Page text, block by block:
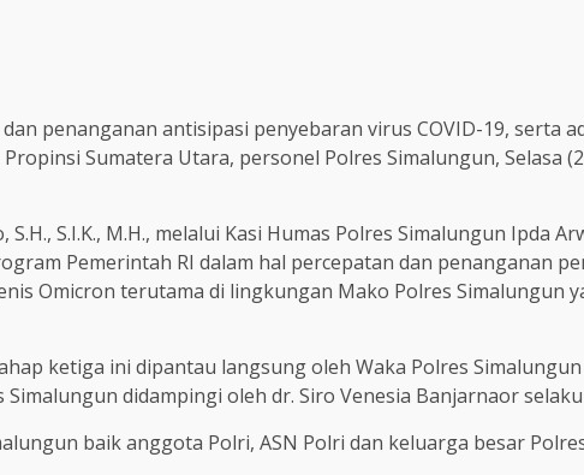
penanganan antisipasi penyebaran virus COVID-19, serta
Sumatera Utara, personel Polres Simalungun, Selasa
S.I.K., M.H., melalui Kasi Humas Polres Simalungun Ipda
Pemerintah RI dalam hal percepatan dan penanganan
Omicron terutama di lingkungan Mako Polres Simalungun
ketiga ini dipantau langsung oleh Waka Polres
didampingi oleh dr. Siro Venesia Banjarnaor
baik anggota Polri, ASN Polri dan keluarga besar